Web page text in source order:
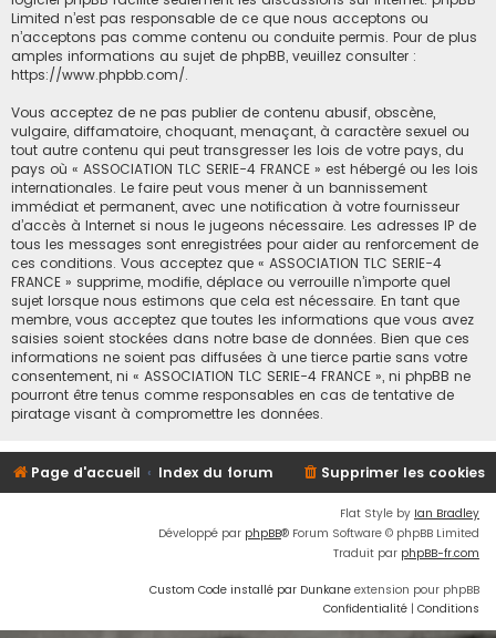
Limited n’est pas responsable de ce que nous acceptons ou
n’acceptons pas comme contenu ou conduite permis. Pour de plus
amples informations au sujet de phpBB, veuillez consulter :
https://www.phpbb.com/.
Vous acceptez de ne pas publier de contenu abusif, obscène,
vulgaire, diffamatoire, choquant, menaçant, à caractère sexuel ou
tout autre contenu qui peut transgresser les lois de votre pays, du
pays où « ASSOCIATION TLC SERIE-4 FRANCE » est hébergé ou les lois
internationales. Le faire peut vous mener à un bannissement
immédiat et permanent, avec une notification à votre fournisseur
d’accès à Internet si nous le jugeons nécessaire. Les adresses IP de
tous les messages sont enregistrées pour aider au renforcement de
ces conditions. Vous acceptez que « ASSOCIATION TLC SERIE-4
FRANCE » supprime, modifie, déplace ou verrouille n’importe quel
sujet lorsque nous estimons que cela est nécessaire. En tant que
membre, vous acceptez que toutes les informations que vous avez
saisies soient stockées dans notre base de données. Bien que ces
informations ne soient pas diffusées à une tierce partie sans votre
consentement, ni « ASSOCIATION TLC SERIE-4 FRANCE », ni phpBB ne
pourront être tenus comme responsables en cas de tentative de
piratage visant à compromettre les données.
Page d'accueil Index du forum Supprimer les cookies
Flat Style by Ian Bradley
Développé par phpBB® Forum Software © phpBB Limited
Traduit par phpBB-fr.com
Custom Code installé par Dunkane extension pour phpBB
Confidentialité | Conditions